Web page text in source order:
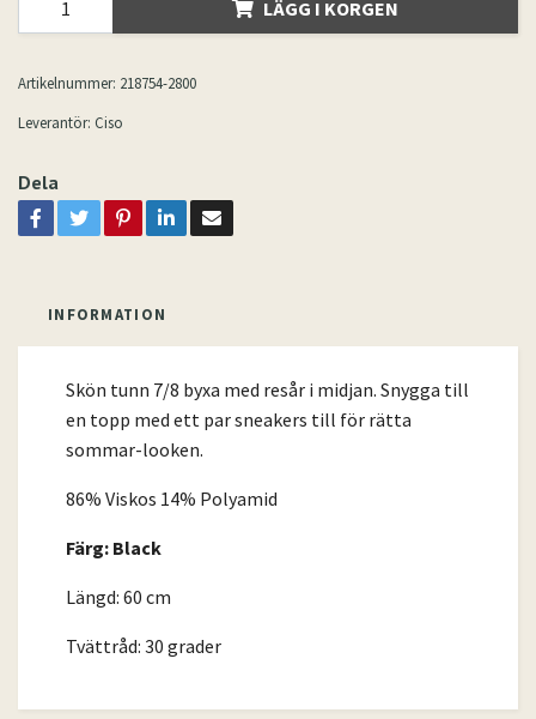
LÄGG I KORGEN
Artikelnummer: 218754-2800
Leverantör: Ciso
Dela
INFORMATION
Skön tunn 7/8 byxa med resår i midjan. Snygga till
en topp med ett par sneakers till för rätta
sommar-looken.
86% Viskos 14% Polyamid
Färg: Black
Längd: 60 cm
Tvättråd: 30 grader